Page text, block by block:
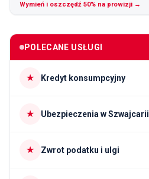
Wymień i oszczędź 50% na prowizji →
POLECANE USŁUGI
★ Kredyt konsumpcyjny
★ Ubezpieczenia w Szwajcarii
★ Zwrot podatku i ulgi